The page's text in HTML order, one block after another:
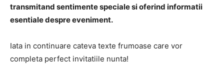
transmitand sentimente speciale si oferind informatii
esentiale despre eveniment.
Iata in continuare cateva texte frumoase care vor
completa perfect invitatiile nunta!